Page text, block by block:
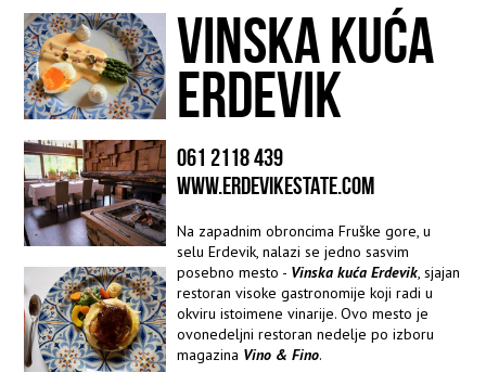
VINSKA KUĆA
ERDEVIK
061 2118 439
WWW.ERDEVIKESTATE.COM
Na zapadnim obroncima Fruške gore, u
selu Erdevik, nalazi se jedno sasvim
posebno mesto - Vinska kuća Erdevik , sjajan
restoran visoke gastronomije koji radi u
okviru istoimene vinarije. Ovo mesto je
ovonedeljni restoran nedelje po izboru
magazina Vino & Fino.